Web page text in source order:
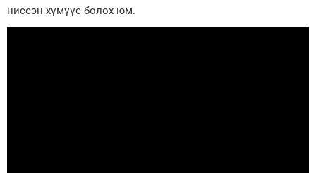
ниссэн хүмүүс болох юм.